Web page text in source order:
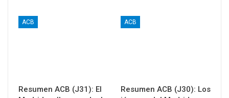
ACB
Resumen ACB (J31): El
ACB
Resumen ACB (J30): Los